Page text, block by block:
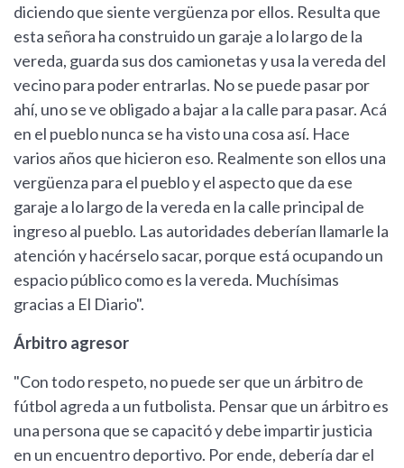
diciendo que siente vergüenza por ellos. Resulta que
esta señora ha construido un garaje a lo largo de la
vereda, guarda sus dos camionetas y usa la vereda del
vecino para poder entrarlas. No se puede pasar por
ahí, uno se ve obligado a bajar a la calle para pasar. Acá
en el pueblo nunca se ha visto una cosa así. Hace
varios años que hicieron eso. Realmente son ellos una
vergüenza para el pueblo y el aspecto que da ese
garaje a lo largo de la vereda en la calle principal de
ingreso al pueblo. Las autoridades deberían llamarle la
atención y hacérselo sacar, porque está ocupando un
espacio público como es la vereda. Muchísimas
gracias a El Diario".
Árbitro agresor
"Con todo respeto, no puede ser que un árbitro de
fútbol agreda a un futbolista. Pensar que un árbitro es
una persona que se capacitó y debe impartir justicia
en un encuentro deportivo. Por ende, debería dar el